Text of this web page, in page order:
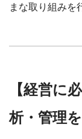
まな取り組みを
【経営に
析・管理